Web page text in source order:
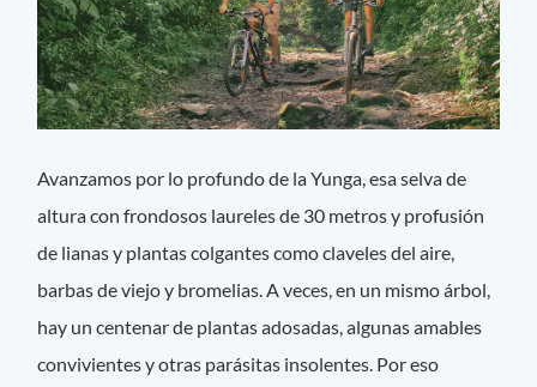
Avanzamos por lo profundo de la Yunga, esa selva de
altura con frondosos laureles de 30 metros y profusión
de lianas y plantas colgantes como claveles del aire,
barbas de viejo y bromelias. A veces, en un mismo árbol,
hay un centenar de plantas adosadas, algunas amables
convivientes y otras parásitas insolentes. Por eso